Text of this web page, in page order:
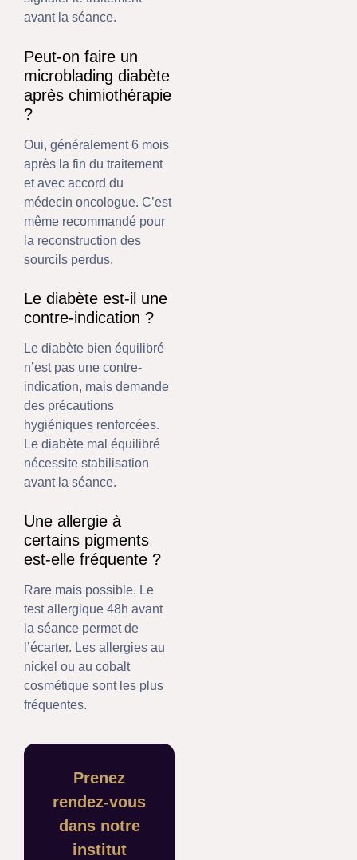
avant la séance.
Peut-on faire un
microblading diabète
après chimiothérapie
?
Oui, généralement 6 mois
après la fin du traitement
et avec accord du
médecin oncologue. C’est
même recommandé pour
la reconstruction des
sourcils perdus.
Le diabète est-il une
contre-indication ?
Le diabète bien équilibré
n’est pas une contre-
indication, mais demande
des précautions
hygiéniques renforcées.
Le diabète mal équilibré
nécessite stabilisation
avant la séance.
Une allergie à
certains pigments
est-elle fréquente ?
Rare mais possible. Le
test allergique 48h avant
la séance permet de
l’écarter. Les allergies au
nickel ou au cobalt
cosmétique sont les plus
fréquentes.
Prenez
rendez-vous
dans notre
institut